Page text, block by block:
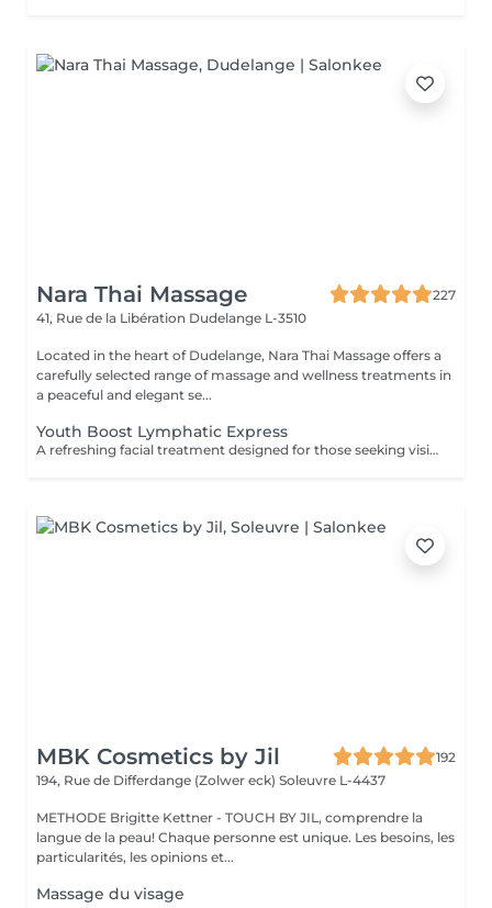
Nara Thai Massage
227
41, Rue de la Libération Dudelange L-3510
Located in the heart of Dudelange, Nara Thai Massage offers a
carefully selected range of massage and wellness treatments in
a peaceful and elegant se...
Youth Boost Lymphatic Express
A refreshing facial treatment designed for those seeking visible results in a short amount of time. Cleansing, exfoliation, and targeted skincare help leave the complexion looking fresh, radiant, and revitalised. Facial lymphatic drainage can be incorporated upon request.
MBK Cosmetics by Jil
192
194, Rue de Differdange (Zolwer eck) Soleuvre L-4437
METHODE Brigitte Kettner - TOUCH BY JIL, comprendre la
langue de la peau! Chaque personne est unique. Les besoins, les
particularités, les opinions et...
Massage du visage